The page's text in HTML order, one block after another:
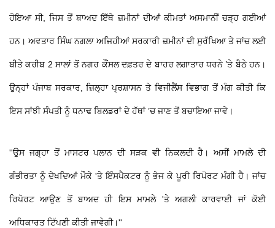
ਹੋਇਆ ਸੀ, ਜਿਸ ਤੋਂ ਬਾਅਦ ਇੱਥੇ ਜ਼ਮੀਨਾਂ ਦੀਆਂ ਕੀਮਤਾਂ ਅਸਮਾਨੀਂ ਚੜ੍ਹ ਗਈਆਂ
ਹਨ। ਅਵਤਾਰ ਸਿੰਘ ਨਗਲਾ ਅਜਿਹੀਆਂ ਸਰਕਾਰੀ ਜ਼ਮੀਨਾਂ ਦੀ ਸੁਰੱਖਿਆ ਤੇ ਜਾਂਚ ਲਈ
ਬੀਤੇ ਕਰੀਬ 2 ਸਾਲਾਂ ਤੋਂ ਨਗਰ ਕੌਂਸਲ ਦਫ਼ਤਰ ਦੇ ਬਾਹਰ ਲਗਾਤਾਰ ਧਰਨੇ ’ਤੇ ਬੈਠੇ ਹਨ।
ਉਨ੍ਹਾਂ ਪੰਜਾਬ ਸਰਕਾਰ, ਜ਼ਿਲ੍ਹਾ ਪ੍ਰਸ਼ਾਸਨ ਤੇ ਵਿਜੀਲੈਂਸ ਵਿਭਾਗ ਤੋਂ ਮੰਗ ਕੀਤੀ ਕਿ
ਇਸ ਸਾਂਝੀ ਸੰਪਤੀ ਨੂੰ ਧਨਾਢ ਬਿਲਡਰਾਂ ਦੇ ਹੱਥਾਂ ’ਚ ਜਾਣ ਤੋਂ ਬਚਾਇਆ ਜਾਵੇ।
''ਉਸ ਜਗ੍ਹਾ ਤੋਂ ਮਾਸਟਰ ਪਲਾਨ ਦੀ ਸੜਕ ਵੀ ਨਿਕਲਦੀ ਹੈ। ਅਸੀਂ ਮਾਮਲੇ ਦੀ
ਗੰਭੀਰਤਾ ਨੂੰ ਦੇਖਦਿਆਂ ਮੌਕੇ 'ਤੇ ਇੰਸਪੈਕਟਰ ਨੂੰ ਭੇਜ ਕੇ ਪੂਰੀ ਰਿਪੋਰਟ ਮੰਗੀ ਹੈ। ਜਾਂਚ
ਰਿਪੋਰਟ ਆਉਣ ਤੋਂ ਬਾਅਦ ਹੀ ਇਸ ਮਾਮਲੇ 'ਤੇ ਅਗਲੀ ਕਾਰਵਾਈ ਜਾਂ ਕੋਈ
ਅਧਿਕਾਰਤ ਟਿੱਪਣੀ ਕੀਤੀ ਜਾਵੇਗੀ।''